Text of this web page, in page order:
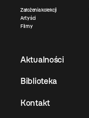
Założenia kolekcji
Artyści
Filmy
Aktualności
Biblioteka
Kontakt